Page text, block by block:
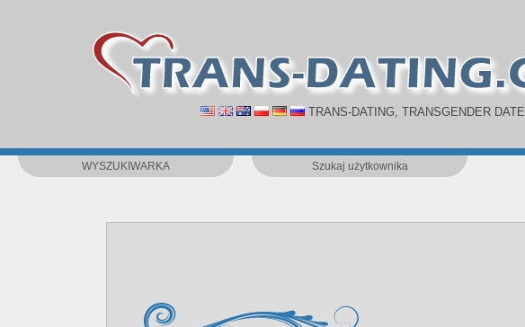
TRANS-DATING, TRANSGENDER DATE
WYSZUKIWARKA Szukaj użytkownika